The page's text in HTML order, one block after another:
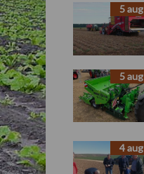
Sidebar5 aug
5 aug
4 aug